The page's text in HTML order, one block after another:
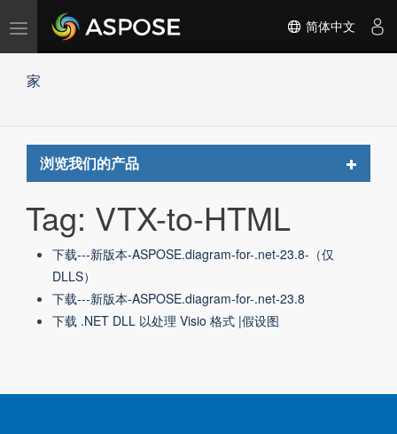
切
航
简体中文
家
浏览我们的产品
Toggle
Tag: VTX-to-HTML
下载---新版本-ASPOSE.diagram-for-.net-23.8-（仅
DLLS）
下载---新版本-ASPOSE.diagram-for-.net-23.8
下载 .NET DLL 以处理 Visio 格式 |假设图